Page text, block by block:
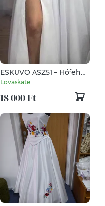
ESKÜVŐ ASZ51 – Hófehér
színű nyitott elejű
más színben is
Lovaskate
18 000 Ft